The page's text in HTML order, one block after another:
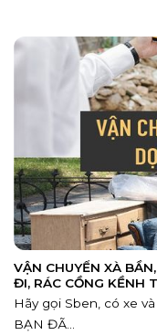
VẬN CHUYỂN XÀ
ĐI, RÁC CỒNG KỀNH
Hãy gọi Sben, có xe
BẠN ĐÃ...